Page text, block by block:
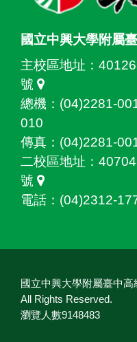
國立中興大學附屬
主校區地址：
號
總機：(04)2281-
010
傳真：(04)2281-
二校區地址：
號
電話：(04)2312-
國立中興大學附屬臺中
All Rights Reserved.
瀏覽人數9148483